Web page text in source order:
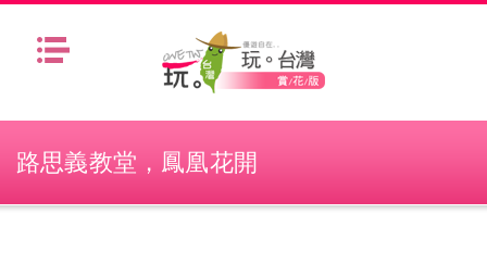
路思義教堂，鳳凰花開